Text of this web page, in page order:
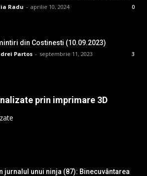
Radu - aprilie 10, 2024 0
din Costinesti (10.09.2023)
Partos - septembrie 11, 2023 3
prin imprimare 3D
jurnalul unui ninja (87): Binecuvântarea